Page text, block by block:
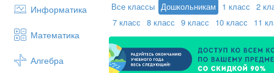
Информатика
Математика
Алгебра
Все классы Дошкольникам 1 класс 2
7 класс 8 класс 9 класс 10 класс 11